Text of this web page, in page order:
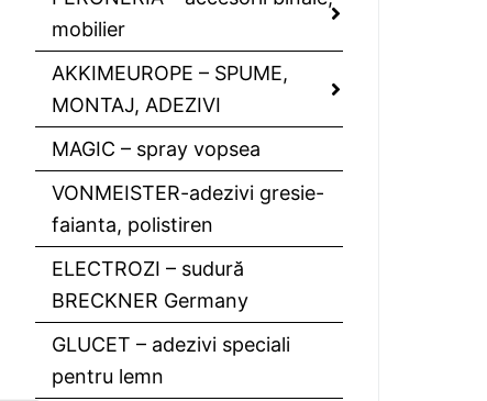
mobilier
AKKIMEUROPE – SPUME,
MONTAJ, ADEZIVI
MAGIC – spray vopsea
VONMEISTER-adezivi gresie-
faianta, polistiren
ELECTROZI – sudură
BRECKNER Germany
GLUCET – adezivi speciali
pentru lemn